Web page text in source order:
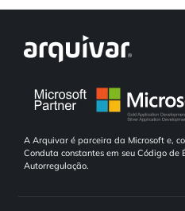
A Arquivar é parceira da Microsoft e,
Conduta constantes em seu Código de
Autorregulação.